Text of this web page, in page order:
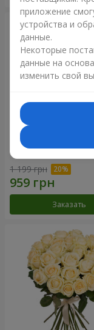
Букет "Времена
1 199 грн
Заказать
приложение
устройства и
данные.
Некоторые
данные на
изменить свой